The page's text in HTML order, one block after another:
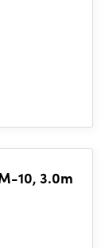
10, 3.0m